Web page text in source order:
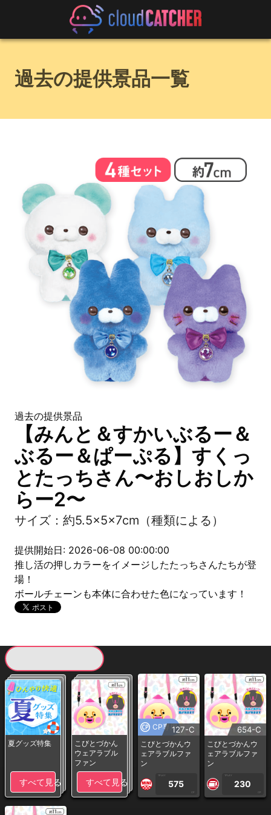
過去の提供景品一覧
過去の提供景品
【みんと＆すかいぶるー＆
ぶるー＆ぱーぷる】すくっ
とたっちさん〜おしおしか
らー2〜
サイズ：約5.5×5×7cm（種類による）
提供開始日: 2026-06-08 00:00:00
推し活の押しカラーをイメージしたたっちさんたちが登
場！
ボールチェーンも本体に合わせた色になっています！
夏グッズ特集
すべて見る
こびとづかん
ウェアラブル
ファン
すべて見る
CP専用127-C
こびとづかんウ
ェアラブルファ
ン
1PLAY
575
CP
654-C
こびとづかんウ
ェアラブルファ
ン
1PLAY
230
CP